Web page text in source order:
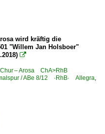
wird kräftig die
"Willem Jan Holsboer"

– Arosa ChA>RhB
/ ABe 8/12 ·RhB· Allegra